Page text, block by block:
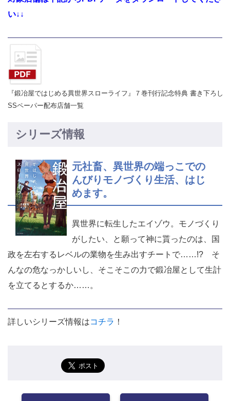
い↓↓
『鍛冶屋ではじめる異世界スローライフ』７巻刊行記念特典 書き下ろし
SSペーパー配布店舗一覧
シリーズ情報
元社畜、異世界の端っこでの
んびりモノづくり生活、はじ
めます。
異世界に転生したエイゾウ。モノづくり
がしたい、と願って神に貰ったのは、国
政を左右するレベルの業物を生み出すチートで……!? そ
んなの危なっかしいし、そこそこの力で鍛冶屋として生計
を立てるとするか……。
詳しいシリーズ情報はコチラ ！